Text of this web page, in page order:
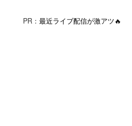
PR： 最近ライブ配信が激アツ🔥